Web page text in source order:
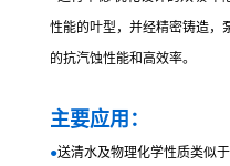
性能的叶型，并经精密铸造，
的抗汽蚀性能和高效率。
主要应用：
●送清水及物理化学性质类似